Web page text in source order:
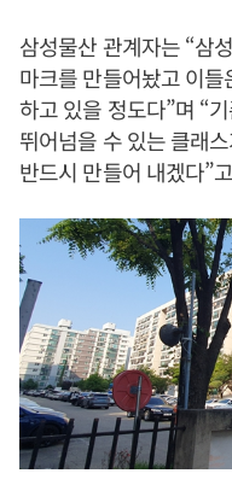
삼성물산 관계자는 “삼
마크를 만들어놨고 이
하고 있을 정도다”며 “
뛰어넘을 수 있는 클래
반드시 만들어 내겠다”